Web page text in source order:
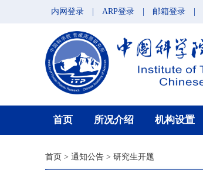
内网登录 ARP登录 邮箱登录
首页 所况介绍 机构设置
首页 > 通知公告 > 研究生开题